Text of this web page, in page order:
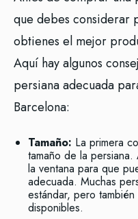
que debes considerar
obtienes el mejor
Aquí hay algunos
persiana adecuada
Barcelona:
Tamaño: La primera
tamaño de la
la ventana para que
adecuada. Muchas
estándar, pero
disponibles.